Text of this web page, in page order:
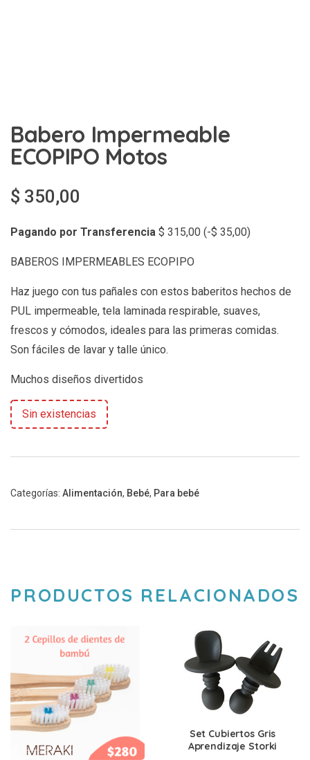
Babero Impermeable
ECOPIPO Motos
$ 350,00
Pagando por Transferencia $ 315,00 (-$ 35,00)
BABEROS IMPERMEABLES ECOPIPO
Haz juego con tus pañales con estos baberitos hechos de
PUL impermeable, tela laminada respirable, suaves,
frescos y cómodos, ideales para las primeras comidas.
Son fáciles de lavar y talle único.
Muchos diseños divertidos
Sin existencias
Categorías: Alimentación, Bebé, Para bebé
PRODUCTOS RELACIONADOS
Set Cubiertos Gris
Aprendizaje Storki